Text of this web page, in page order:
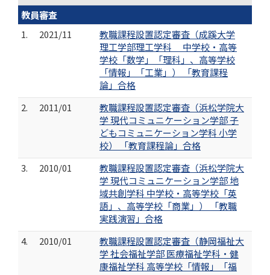
教員審査
1.
2021/11
教職課程設置認定審査（成蹊大学
理工学部理工学科 中学校・高等
学校「数学」「理科」、高等学校
「情報」「工業」） 「教育課程
論」合格
2.
2011/01
教職課程設置認定審査（浜松学院大
学 現代コミュニケーション学部 子
どもコミュニケーション学科 小学
校） 「教育課程論」合格
3.
2010/01
教職課程設置認定審査（浜松学院大
学 現代コミュニケーション学部 地
域共創学科 中学校・高等学校「英
語」、高等学校「商業」） 「教職
実践演習」合格
4.
2010/01
教職課程設置認定審査（静岡福祉大
学 社会福祉学部 医療福祉学科・健
康福祉学科 高等学校「情報」「福